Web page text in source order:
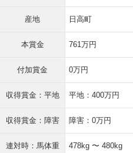
産地 日高町
本賞金 761万円
付加賞金 0万円
収得賞金：平地 平地：400万円
収得賞金：障害 障害：0万円
連対時：馬体重 478kg 〜 480kg